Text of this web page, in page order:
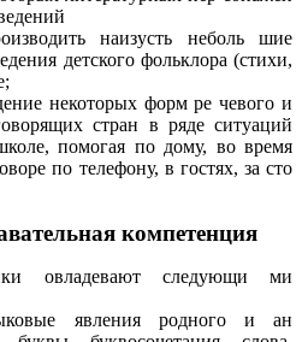
наизусть неболь шие
детского фольклора (стихи,
некоторых форм ре чевого и
стран в ряде ситуаций
помогая по дому, во время
по телефону, в гостях, за сто
компетенция
овладевают следующи ми
явления родного и ан